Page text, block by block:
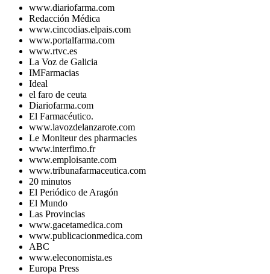
www.diariofarma.com
Redacción Médica
www.cincodias.elpais.com
www.portalfarma.com
www.rtvc.es
La Voz de Galicia
IMFarmacias
Ideal
el faro de ceuta
Diariofarma.com
El Farmacéutico.
www.lavozdelanzarote.com
Le Moniteur des pharmacies
www.interfimo.fr
www.emploisante.com
www.tribunafarmaceutica.com
20 minutos
El Periódico de Aragón
El Mundo
Las Provincias
www.gacetamedica.com
www.publicacionmedica.com
ABC
www.eleconomista.es
Europa Press